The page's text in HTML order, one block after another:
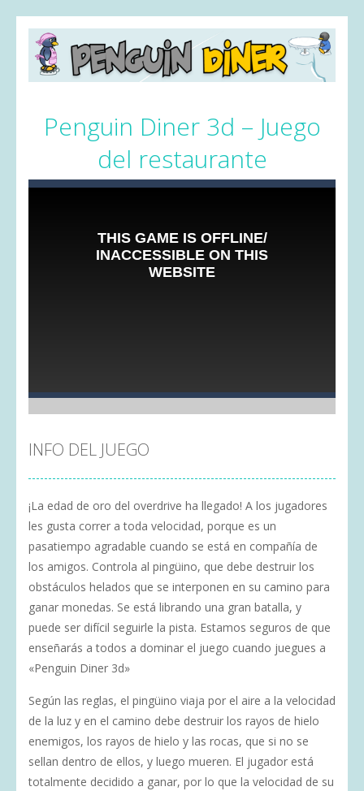
Penguin Diner 3d – Juego
del restaurante
INFO DEL JUEGO
¡La edad de oro del overdrive ha llegado! A los jugadores
les gusta correr a toda velocidad, porque es un
pasatiempo agradable cuando se está en compañía de
los amigos. Controla al pingüino, que debe destruir los
obstáculos helados que se interponen en su camino para
ganar monedas. Se está librando una gran batalla, y
puede ser difícil seguirle la pista. Estamos seguros de que
enseñarás a todos a dominar el juego cuando juegues a
«Penguin Diner 3d»
Según las reglas, el pingüino viaja por el aire a la velocidad
de la luz y en el camino debe destruir los rayos de hielo
enemigos, los rayos de hielo y las rocas, que si no se
sellan dentro de ellos, y luego mueren. El jugador está
totalmente decidido a ganar, por lo que la velocidad de su